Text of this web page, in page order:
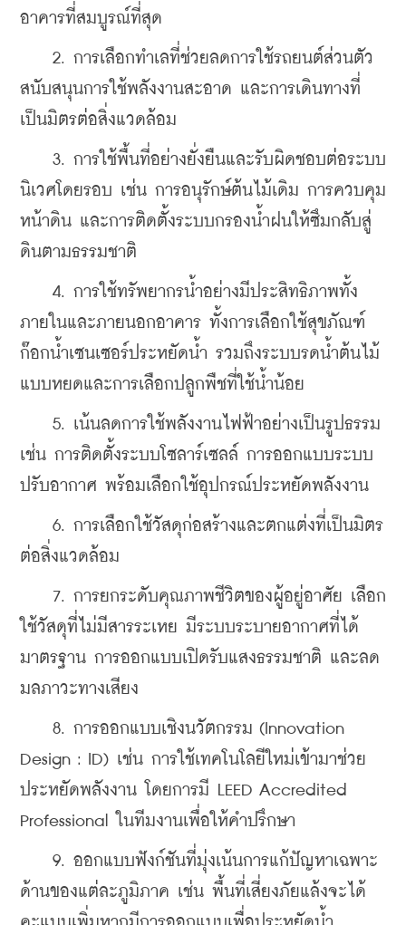
อาคารที่สมบูรณ์ที่สุด
2. การเลือกทำเลที่ช่วยลดการใช้รถยนต์ส่วนตัว
สนับสนุนการใช้พลังงานสะอาด และการเดินทางที่
เป็นมิตรต่อสิ่งแวดล้อม
3. การใช้พื้นที่อย่างยั่งยืนและรับผิดชอบต่อระบบ
นิเวศโดยรอบ เช่น การอนุรักษ์ต้นไม้เดิม การควบคุม
หน้าดิน และการติดตั้งระบบกรองน้ำฝนให้ซึมกลับสู่
ดินตามธรรมชาติ
4. การใช้ทรัพยากรน้ำอย่างมีประสิทธิภาพทั้ง
ภายในและภายนอกอาคาร ทั้งการเลือกใช้สุขภัณฑ์
ก๊อกน้ำเซนเซอร์ประหยัดน้ำ รวมถึงระบบรดน้ำต้นไม้
แบบหยดและการเลือกปลูกพืชที่ใช้น้ำน้อย
5. เน้นลดการใช้พลังงานไฟฟ้าอย่างเป็นรูปธรรม
เช่น การติดตั้งระบบโซลาร์เซลล์ การออกแบบระบบ
ปรับอากาศ พร้อมเลือกใช้อุปกรณ์ประหยัดพลังงาน
6. การเลือกใช้วัสดุก่อสร้างและตกแต่งที่เป็นมิตร
ต่อสิ่งแวดล้อม
7. การยกระดับคุณภาพชีวิตของผู้อยู่อาศัย เลือก
ใช้วัสดุที่ไม่มีสารระเหย มีระบบระบายอากาศที่ได้
มาตรฐาน การออกแบบเปิดรับแสงธรรมชาติ และลด
มลภาวะทางเสียง
8. การออกแบบเชิงนวัตกรรม (Innovation
Design : ID) เช่น การใช้เทคโนโลยีใหม่เข้ามาช่วย
ประหยัดพลังงาน โดยการมี LEED Accredited
Professional ในทีมงานเพื่อให้คำปรึกษา
9. ออกแบบฟังก์ชันที่มุ่งเน้นการแก้ปัญหาเฉพาะ
ด้านของแต่ละภูมิภาค เช่น พื้นที่เสี่ยงภัยแล้งจะได้